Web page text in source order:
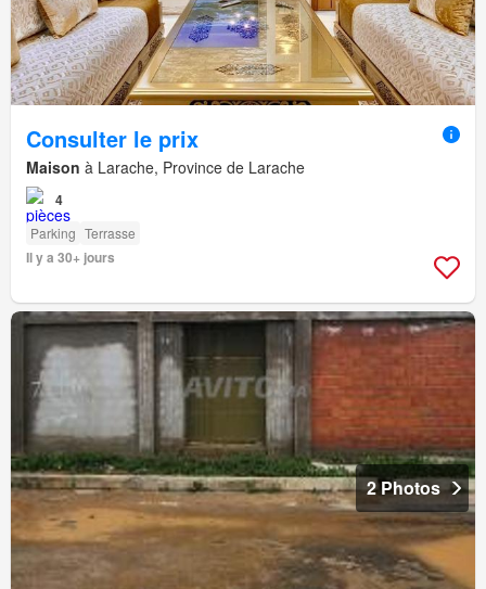
Consulter le prix
Maison à Larache, Province de Larache
4
Parking Terrasse
Il y a 30+ jours
2 Photos